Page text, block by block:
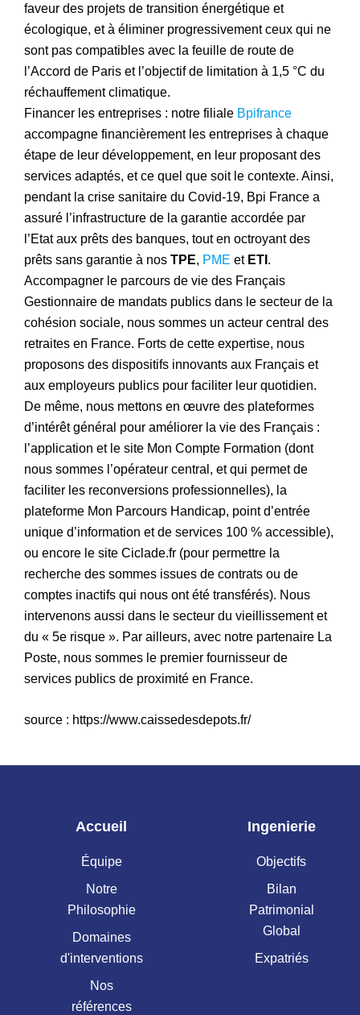
faveur des projets de transition énergétique et
écologique, et à éliminer progressivement ceux qui ne
sont pas compatibles avec la feuille de route de
l’Accord de Paris et l’objectif de limitation à 1,5 °C du
réchauffement climatique.
Financer les entreprises : notre filiale Bpifrance
accompagne financièrement les entreprises à chaque
étape de leur développement, en leur proposant des
services adaptés, et ce quel que soit le contexte. Ainsi,
pendant la crise sanitaire du Covid-19, Bpi France a
assuré l’infrastructure de la garantie accordée par
l’Etat aux prêts des banques, tout en octroyant des
prêts sans garantie à nos TPE, PME et ETI .
Accompagner le parcours de vie des Français
Gestionnaire de mandats publics dans le secteur de la
cohésion sociale, nous sommes un acteur central des
retraites en France. Forts de cette expertise, nous
proposons des dispositifs innovants aux Français et
aux employeurs publics pour faciliter leur quotidien.
De même, nous mettons en œuvre des plateformes
d’intérêt général pour améliorer la vie des Français :
l’application et le site Mon Compte Formation (dont
nous sommes l’opérateur central, et qui permet de
faciliter les reconversions professionnelles), la
plateforme Mon Parcours Handicap, point d’entrée
unique d’information et de services 100 % accessible),
ou encore le site Ciclade.fr (pour permettre la
recherche des sommes issues de contrats ou de
comptes inactifs qui nous ont été transférés). Nous
intervenons aussi dans le secteur du vieillissement et
du « 5e risque ». Par ailleurs, avec notre partenaire La
Poste, nous sommes le premier fournisseur de
services publics de proximité en France.
source : https://www.caissedesdepots.fr/
Accueil
Équipe
Notre
Philosophie
Domaines
d'interventions
Nos
références
Ingenierie
Objectifs
Bilan
Patrimonial
Global
Expatriés